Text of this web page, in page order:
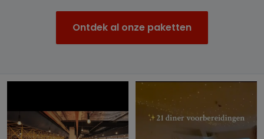
Ontdek al onze paketten